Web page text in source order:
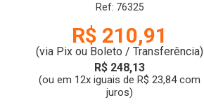
Ref: 76325
R$ 210,91
(via Pix ou Boleto / Transferência)
R$ 248,13
(ou em 12x iguais de R$ 23,84 com
juros)